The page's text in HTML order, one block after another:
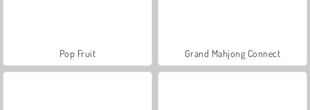
Pop Fruit Grand Mahjong Connect